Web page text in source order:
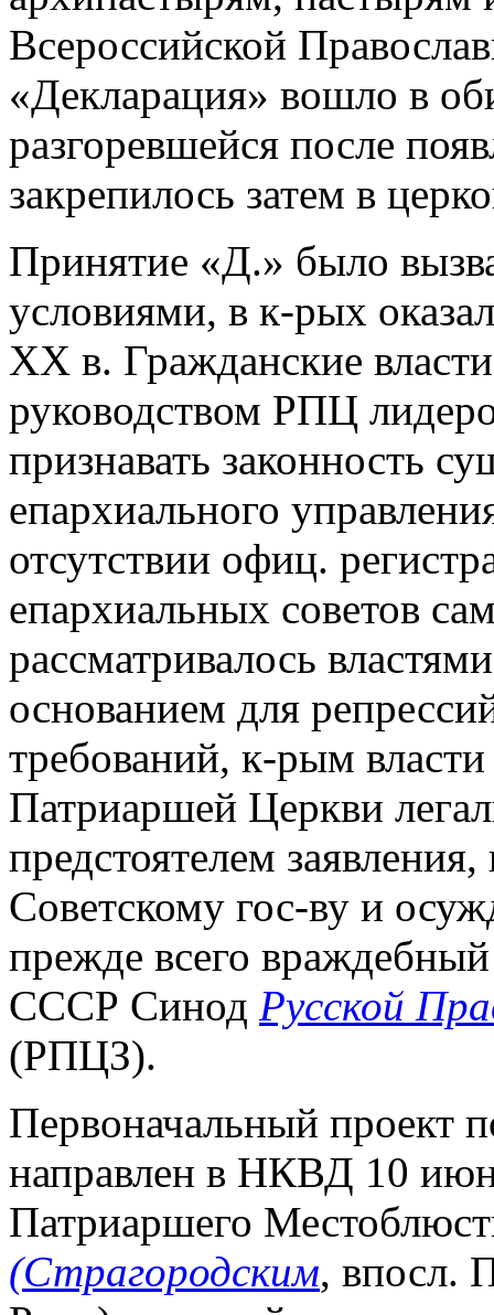
Всероссийской
«Декларация» вошло в
разгоревшейся после
закрепилось затем в
Принятие «Д.» было
условиями, в к-рых
ХХ в. Гражданские
руководством РПЦ
признавать законность
епархиального
отсутствии офиц.
епархиальных советов
рассматривалось
основанием для
требований, к-рым
Патриаршей Церкви
предстоятелем
Советскому гос-ву и
прежде всего
СССР Синод Русской
(РПЦЗ).
Первоначальный проект
направлен в НКВД 10
Патриаршего
(Страгородским, впосл.